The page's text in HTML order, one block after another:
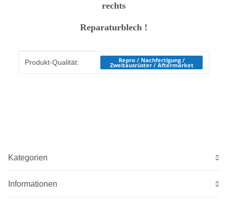
rechts
Reparaturblech !
Produkteigenschaft
Wert
Produkt-Qualität: Repro / Nachfertigung /
Zweitausrüster / Aftermarket
Kategorien
Informationen